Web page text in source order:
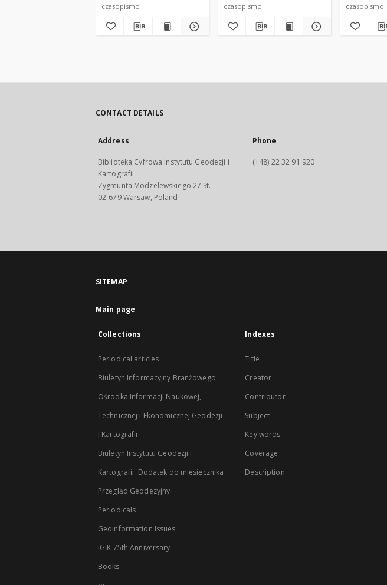
czasopismo czasopismo czasopismo
CONTACT DETAILS
Address
Biblioteka Cyfrowa Instytutu Geodezji i
Kartografii
Zygmunta Modzelewskiego 27 St.
02-679 Warsaw, Poland
Phone
(+48) 22 32 91 920
SITEMAP
Main page
Collections
Periodical articles
Biuletyn Informacyjny Branżowego
Ośrodka Informacji Naukowej,
Technicznej i Ekonomicznej Geodezji
i Kartografii
Biuletyn Instytutu Geodezji i
Kartografii. Dodatek do miesięcznika
Przegląd Geodezyjny
Periodicals
Geoinformation Issues
IGiK 75th Anniversary
Books
...
Indexes
Title
Creator
Contributor
Subject
Key words
Coverage
Description